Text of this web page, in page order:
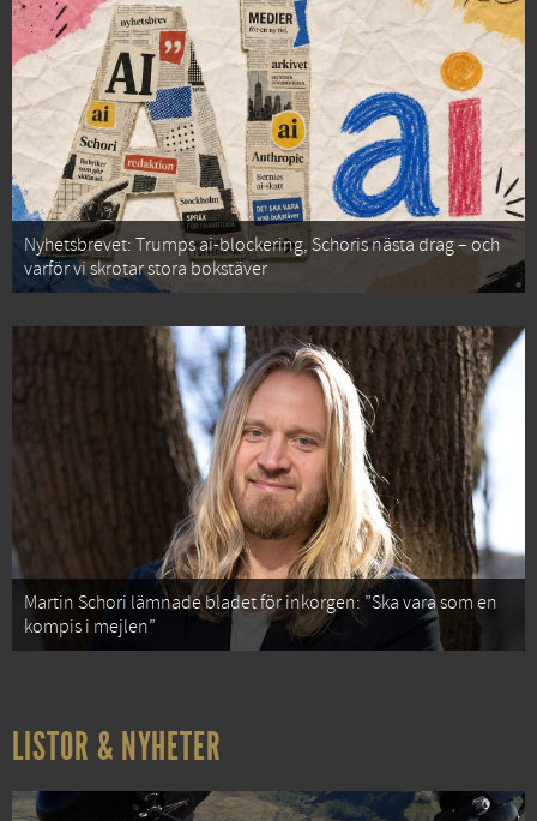
Nyhetsbrevet: Trumps ai-blockering, Schoris nästa drag – och
varför vi skrotar stora bokstäver
Martin Schori lämnade bladet för inkorgen: ”Ska vara som en
kompis i mejlen”
LISTOR & NYHETER